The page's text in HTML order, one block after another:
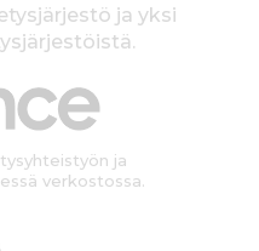
ja yksi
ja
verkostossa.